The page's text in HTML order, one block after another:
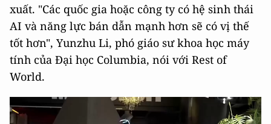
xuất. "Các quốc gia hoặc công ty có hệ sinh thái
AI và năng lực bán dẫn mạnh hơn sẽ có vị thế
tốt hơn", Yunzhu Li, phó giáo sư khoa học máy
tính của Đại học Columbia, nói với Rest of
World.